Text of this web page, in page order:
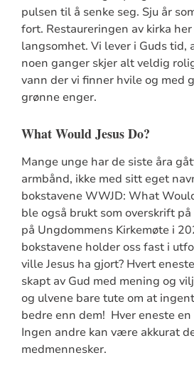
pulsen til å senke seg. Sju år
fort. Restaureringen av kirka
langsomhet. Vi lever i Guds tid,
noen ganger skjer alt veldig
vann der vi finner hvile og med
grønne enger.
What Would Jesus Do?
Mange unge har de siste åra
armbånd, ikke med sitt eget
bokstavene WWJD: What
ble også brukt som overskrift
på Ungdommens Kirkemøte i
bokstavene holder oss fast i
ville Jesus ha gjort? Hvert
skapt av Gud med mening og
og ulvene bare tute om at
bedre enn dem! Hver eneste en
Ingen andre kan være akkurat
medmennesker.